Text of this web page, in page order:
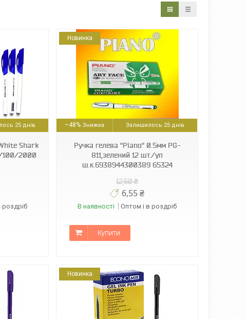
25 днів
Shark
100/2000
роздріб
Новинка
–48% Залишилось 25 днів
Ручка гелева "Piano" 0.5мм PG-
811,зелений 12 шт./уп
ш.к.6938944300389 65324
12,60 ₴
6,55 ₴
В наявності Оптом і в роздріб
Купити
Новинка